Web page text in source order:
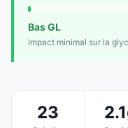
Bas GL
Impact minimal sur la
23